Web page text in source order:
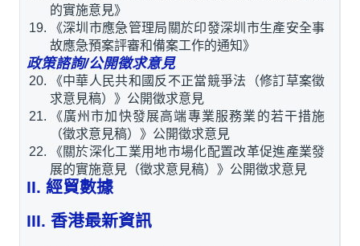
的實施意見》
《深圳市應急管理局關於印發深圳市生產安全事
故應急預案評審和備案工作的通知》
政策諮詢/公開徵求意見
《中華人民共和國反不正當競爭法（修訂草案徵
求意見稿）》公開徵求意見
《廣州市加快發展高端專業服務業的若干措施
（徵求意見稿）》公開徵求意見
《關於深化工業用地市場化配置改革促進產業發
展的實施意見（徵求意見稿）》公開徵求意見
II. 經貿數據
III. 香港最新資訊